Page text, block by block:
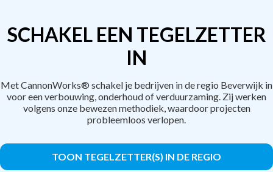
SCHAKEL EEN TEGELZETTER
IN
Met CannonWorks® schakel je bedrijven in de regio Beverwijk in
voor een verbouwing, onderhoud of verduurzaming. Zij werken
volgens onze bewezen methodiek, waardoor projecten
probleemloos verlopen.
TOON TEGELZETTER(S) IN DE REGIO